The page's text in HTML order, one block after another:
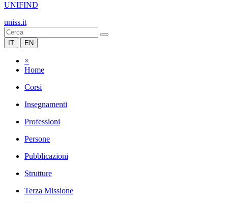
UNIFIND
uniss.it
IT EN
×
Home
Corsi
Insegnamenti
Professioni
Persone
Pubblicazioni
Strutture
Terza Missione